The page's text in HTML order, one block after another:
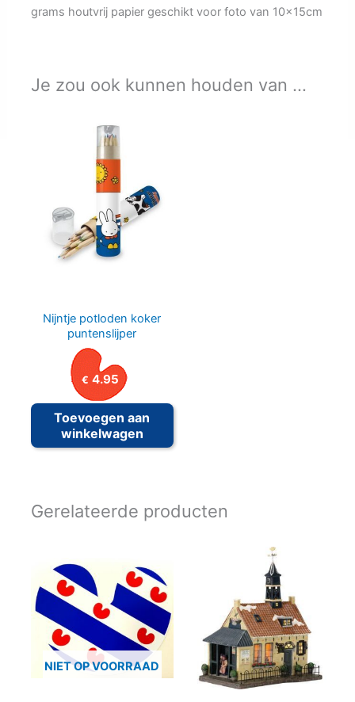
grams houtvrij papier geschikt voor foto van 10x15cm
Je zou ook kunnen houden van …
Nijntje potloden koker
puntenslijper
€ 4.95
Toevoegen aan
winkelwagen
Gerelateerde producten
NIET OP VOORRAAD